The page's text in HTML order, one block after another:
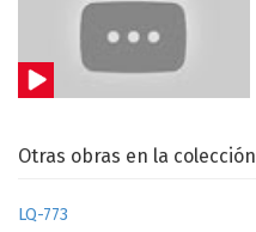
Otras obras en la colección
LQ-773